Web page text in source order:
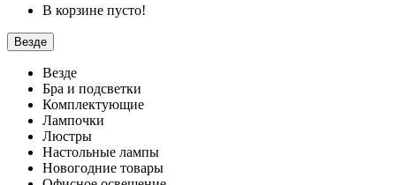
В корзине пусто!
Везде
Везде
Бра и подсветки
Комплектующие
Лампочки
Люстры
Настольные лампы
Новогодние товары